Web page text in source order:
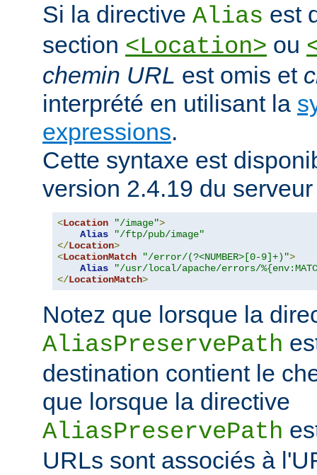
Si la directive Alias est
section <Location> ou
chemin URL est omis et
interprété en utilisant la
expressions.
Cette syntaxe est
version 2.4.19 du
<Location "/image">
Alias
"/ftp/pub/image"
</Location>
<LocationMatch "/error/(?<NUMBER>[0-9]+)">
Alias
"/usr/local/apache/errors/
</LocationMatch>
Notez que lorsque la
AliasPreservePath
destination contient le
que lorsque la directive
AliasPreservePath
URLs sont associés à